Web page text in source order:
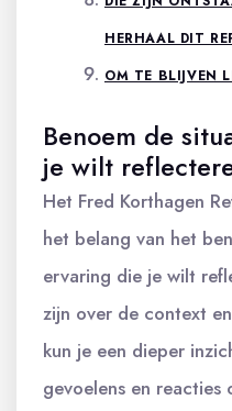
HERHAAL DIT
OM TE BLIJVEN
Benoem de
je wilt
Het Fred Korthagen
het belang van het
ervaring die je wilt
zijn over de context
kun je een dieper
gevoelens en reacties